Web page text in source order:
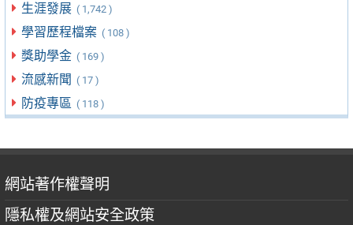
生涯發展 ( 1,742 )
學習歷程檔案 ( 108 )
獎助學金 ( 169 )
流感新聞 ( 17 )
防疫專區 ( 118 )
網站著作權聲明
隱私權及網站安全政策